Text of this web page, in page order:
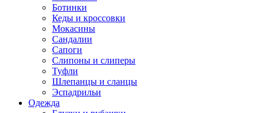
Ботинки
Кеды и кроссовки
Мокасины
Сандалии
Сапоги
Слипоны и слиперы
Туфли
Шлепанцы и сланцы
Эспадрильи
Одежда